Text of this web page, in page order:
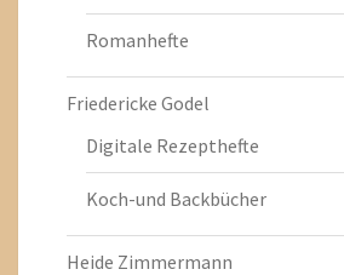
Romanhefte
Friedericke Godel
Digitale Rezepthefte
Koch-und Backbücher
Heide Zimmermann